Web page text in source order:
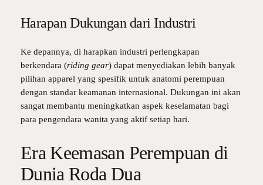
Harapan Dukungan dari Industri
Ke depannya, di harapkan industri perlengkapan
berkendara (riding gear) dapat menyediakan lebih banyak
pilihan apparel yang spesifik untuk anatomi perempuan
dengan standar keamanan internasional. Dukungan ini akan
sangat membantu meningkatkan aspek keselamatan bagi
para pengendara wanita yang aktif setiap hari.
Era Keemasan Perempuan di
Dunia Roda Dua